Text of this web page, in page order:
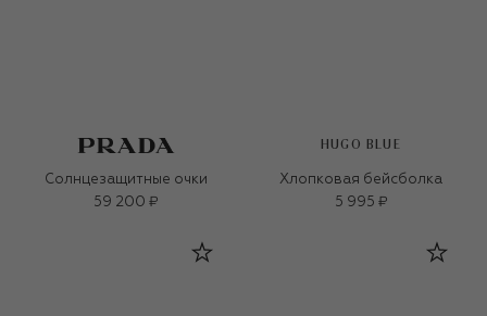
Солнцезащитные очки
59 200 ₽
HUGO BLUE
Хлопковая бейсболка
5 995 ₽